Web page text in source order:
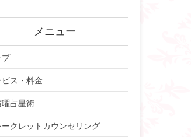
メニュー
プ
ビス・料金
曜占星術
ークレットカウンセリング